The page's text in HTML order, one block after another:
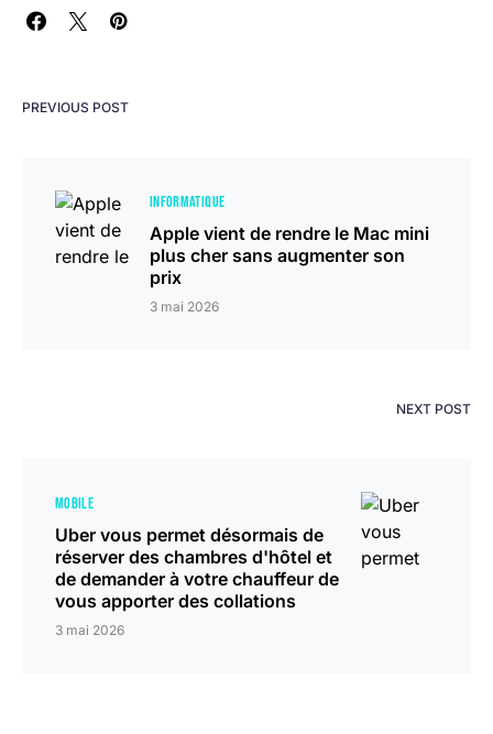
PREVIOUS POST
INFORMATIQUE
Apple vient de rendre le Mac mini
plus cher sans augmenter son
prix
3 mai 2026
NEXT POST
MOBILE
Uber vous permet désormais de
réserver des chambres d'hôtel et
de demander à votre chauffeur de
vous apporter des collations
3 mai 2026